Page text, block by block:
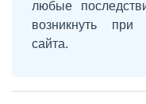
любые
возникнуть при
сайта.